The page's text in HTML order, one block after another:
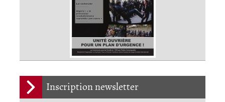
Inscription newsletter